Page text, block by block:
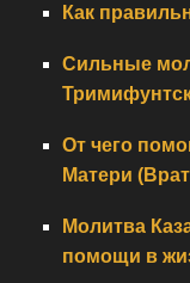
Как
Сильные
От чего
Матери
Молитва
помощи в